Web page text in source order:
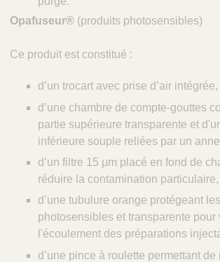
Opafuseur® (produits photosensibles)
Ce produit est constitué :
d’un trocart avec prise d’air intégrée,
d’une chambre de compte-gouttes
partie supérieure transparente et
inférieure souple reliées par un
d’un filtre 15 µm placé en fond de
réduire la contamination particulaire,
d’une tubulure orange protégeant
photosensibles et transparente pour
l'écoulement des préparations
d’une pince à roulette permettant